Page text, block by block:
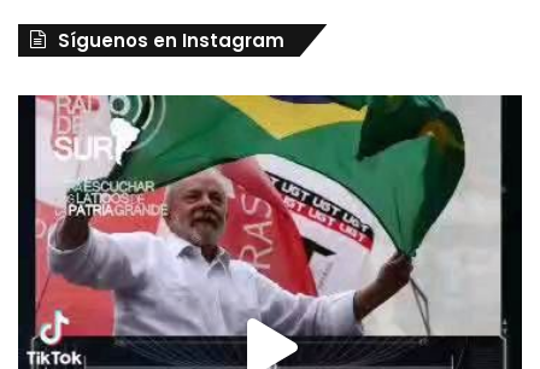
Síguenos en Instagram